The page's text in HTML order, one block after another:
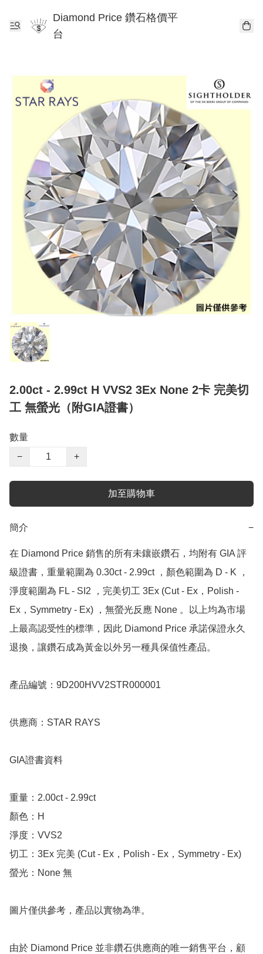
Diamond Price 鑽石格價平
台
2.00ct - 2.99ct H VVS2 3Ex None 2卡 完美切
工 無螢光（附GIA證書）
數量
−
+
加至購物車
簡介 −
在 Diamond Price 銷售的所有未鑲嵌鑽石，均附有 GIA 評
級證書，重量範圍為 0.30ct - 2.99ct ，顏色範圍為 D - K ，
淨度範圍為 FL - SI2 ，完美切工 3Ex (Cut - Ex，Polish -
Ex，Symmetry - Ex) ，無螢光反應 None 。以上均為市場
上最高認受性的標準，因此 Diamond Price 承諾保證永久
退換，讓鑽石成為黃金以外另一種具保值性產品。
產品編號：9D200HVV2STR000001
供應商：STAR RAYS
GIA證書資料
重量：2.00ct - 2.99ct
顏色：H
淨度：VVS2
切工：3Ex 完美 (Cut - Ex，Polish - Ex，Symmetry - Ex)
螢光：None 無
圖片僅供參考，產品以實物為準。
由於 Diamond Price 並非鑽石供應商的唯一銷售平台，顧